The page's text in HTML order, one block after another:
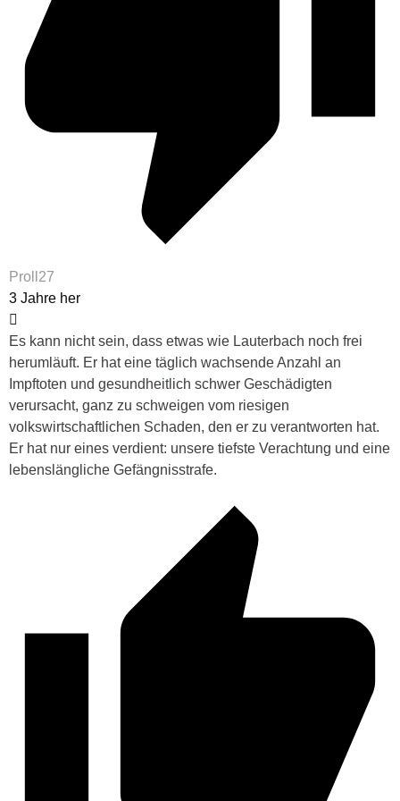
Proll27
3 Jahre her
Es kann nicht sein, dass etwas wie Lauterbach noch frei
herumläuft. Er hat eine täglich wachsende Anzahl an
Impftoten und gesundheitlich schwer Geschädigten
verursacht, ganz zu schweigen vom riesigen
volkswirtschaftlichen Schaden, den er zu verantworten hat.
Er hat nur eines verdient: unsere tiefste Verachtung und eine
lebenslängliche Gefängnisstrafe.